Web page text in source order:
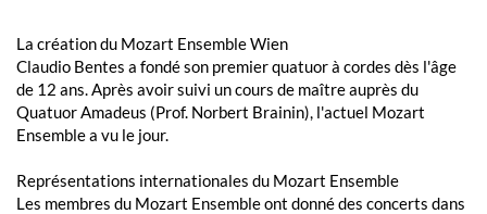
La création du Mozart Ensemble Wien
Claudio Bentes a fondé son premier quatuor à cordes dès l'âge
de 12 ans. Après avoir suivi un cours de maître auprès du
Quatuor Amadeus (Prof. Norbert Brainin), l'actuel Mozart
Ensemble a vu le jour.
Représentations internationales du Mozart Ensemble
Les membres du Mozart Ensemble ont donné des concerts dans